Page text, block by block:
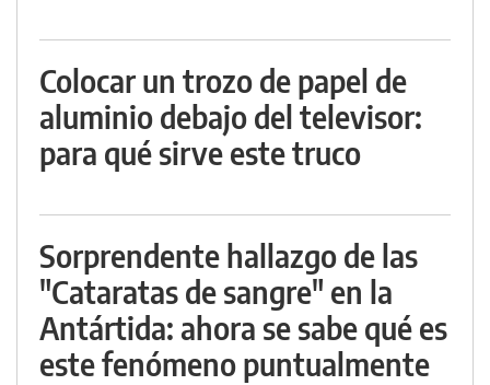
Colocar un trozo de papel de
aluminio debajo del televisor:
para qué sirve este truco
Sorprendente hallazgo de las
"Cataratas de sangre" en la
Antártida: ahora se sabe qué es
este fenómeno puntualmente